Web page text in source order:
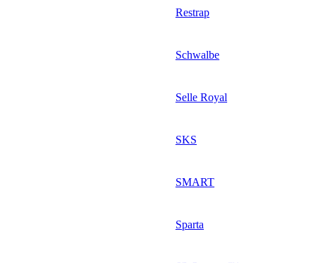
Restrap
Schwalbe
Selle Royal
SKS
SMART
Sparta